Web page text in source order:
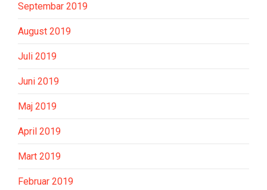
Septembar 2019
August 2019
Juli 2019
Juni 2019
Maj 2019
April 2019
Mart 2019
Februar 2019